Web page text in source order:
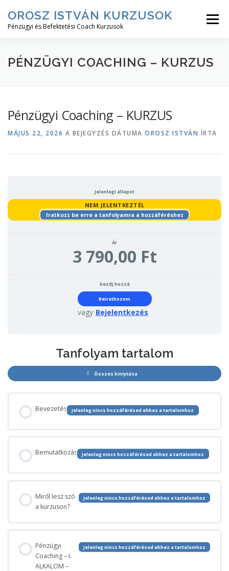
tartalomhoz
OROSZ ISTVÁN KURZUSOK
Pénzügyi és Befektetési Coach Kurzusok
Menü
RÓLAM↓ KURZUS LEÍRÁSOK↓ KURZUSOK
PÉNZÜGYI COACHING – KURZUS
Pénzügyi Coaching – KURZUS
MÁJUS 22, 2026 A BEJEGYZÉS DÁTUMA OROSZ ISTVÁN ÍRTA
Jelenlegi állapot
NEM JELENTKEZTÉL
Iratkozz be erre a tanfolyamra a hozzáféréshez
Ár
3 790,00 Ft
Kezdj hozzá
Beiratkozom
vagy Bejelentkezés
Tanfolyam tartalom
Összes kiniytása
Lecke
Bevezetés Jelenleg nincs hozzáférésed ehhez a tartalomhoz
Bemutatkozás Jelenleg nincs hozzáférésed ehhez a tartalomhoz
Miről lesz szó
a kurzuson?
Jelenleg nincs hozzáférésed ehhez a tartalomhoz
Pénzügyi
Coaching – I.
ALKALOM –
Jelenleg nincs hozzáférésed ehhez a tartalomhoz